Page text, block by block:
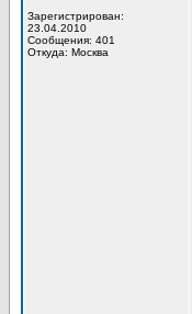
Зарегистрирован:
23.04.2010
Сообщения: 401
Откуда: Москва